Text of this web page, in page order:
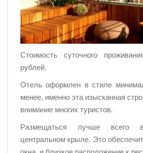
Стоимость суточного
рублей.
Отель оформлен в стиле
менее, именно эта изысканная
внимание многих туристов.
Размещаться лучше всего
центральном крыле. Это